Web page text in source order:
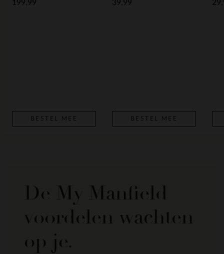
199.99
BESTEL MEE
39.99
BESTEL MEE
De My Manfield
voordelen wachten
op je.